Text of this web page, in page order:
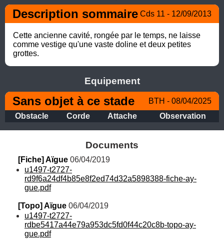
Description sommaire Cds 11 - 12/09/2013
Cette ancienne cavité, rongée par le temps, ne laisse
comme vestige qu'une vaste doline et deux petites
grottes.
Equipement
Sans objet à ce stade
BTH - 08/04/2025
Obstacle
Corde Attache Observation
Documents
[Fiche] Aïgue 06/04/2019
u1497-t2727-
rd9f6a24df4b85e8f2ed74d32a5898388-fiche-ay-
gue.pdf
[Topo] Aïgue 06/04/2019
u1497-t2727-
rdbe5417a44e79a953dc5fd0f44c20c8b-topo-ay-
gue.pdf